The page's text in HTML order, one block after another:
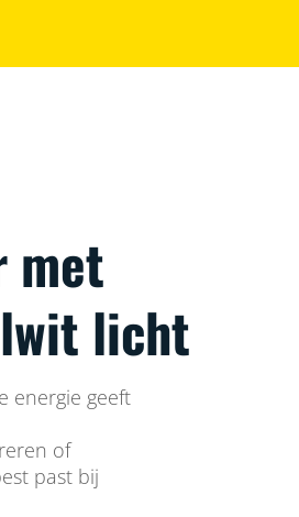
met
licht
energie geeft
of
past bij